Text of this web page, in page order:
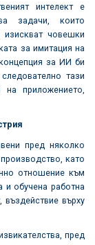
интелект е
задачи, които
човешки
за имитация на
за ИИ би
тази
приложението,
пред няколко
като
отношение към
и обучена работна
въздействие върху
пред